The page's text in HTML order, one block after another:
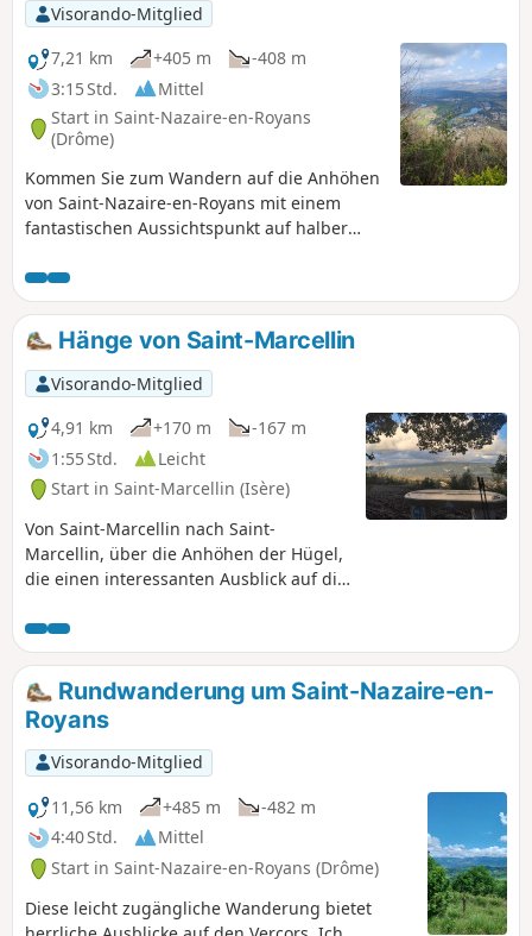
Visorando-Mitglied
7,21 km
+405 m
-408 m
3:15 Std.
Mittel
Start in Saint-Nazaire-en-Royans
(Drôme)
Kommen Sie zum Wandern auf die Anhöhen
von Saint-Nazaire-en-Royans mit einem
fantastischen Aussichtspunkt auf halber
Hänge von Saint-Marcellin
Visorando-Mitglied
4,91 km
+170 m
-167 m
1:55 Std.
Leicht
Start in Saint-Marcellin (Isère)
Von Saint-Marcellin nach Saint-
Marcellin, über die Anhöhen der Hügel,
die einen interessanten Ausblick auf die
insbesondere auf Höhe der
Orientierungstafel. Kurze, aber recht
steile Wanderung, ideal, um nach der
Arbeit frische Luft zu schnappen.
Nachteil: Die Durchquerung eines
Feldes ist nicht unbedingt einfach, siehe
Beschreibung.
Rundwanderung um Saint-Nazaire-en-
Royans
Visorando-Mitglied
11,56 km
+485 m
-482 m
4:40 Std.
Mittel
Start in Saint-Nazaire-en-Royans (Drôme)
Diese leicht zugängliche Wanderung bietet